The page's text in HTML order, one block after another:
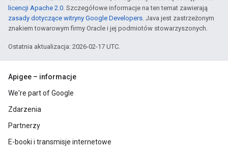
licencji Apache 2.0. Szczegółowe informacje na ten temat zawierają
zasady dotyczące witryny Google Developers. Java jest zastrzeżonym
znakiem towarowym firmy Oracle i jej podmiotów stowarzyszonych.
Ostatnia aktualizacja: 2026-02-17 UTC.
Apigee – informacje
We're part of Google
Zdarzenia
Partnerzy
E-booki i transmisje internetowe